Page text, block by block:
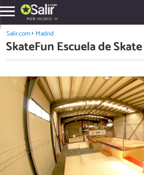
POR: MADRID
Salir.com Madrid
SkateFun Escuela de Skate